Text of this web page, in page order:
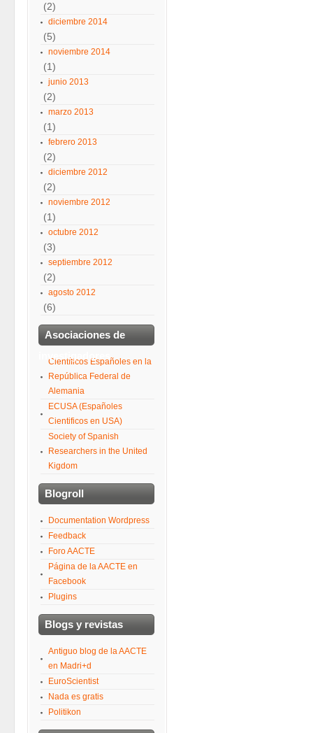
(2)
diciembre 2014
(5)
noviembre 2014
(1)
junio 2013
(2)
marzo 2013
(1)
febrero 2013
(2)
diciembre 2012
(2)
noviembre 2012
(1)
octubre 2012
(3)
septiembre 2012
(2)
agosto 2012
(6)
Asociaciones de
investigadores
Científicos Españoles en la
República Federal de
Alemania
ECUSA (Españoles
Cientificos en USA)
Society of Spanish
Researchers in the United
Kigdom
Blogroll
Documentation Wordpress
Feedback
Foro AACTE
Página de la AACTE en
Facebook
Plugins
Blogs y revistas
Antiguo blog de la AACTE
en Madri+d
EuroScientist
Nada es gratis
Politikon